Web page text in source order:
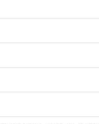
うえご利用ください。
）の非含有に非対応の商
）の非含有の対応状況を
していたものが、含有品